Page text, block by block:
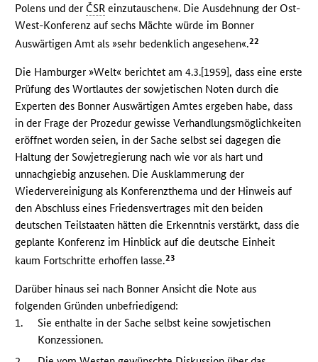
Polens und der ČSR einzutauschen«. Die Ausdehnung der Ost-
West-Konferenz auf sechs Mächte würde im Bonner
Auswärtigen Amt als »sehr bedenklich angesehen«.22
Die Hamburger »Welt« berichtet am 4.3.[1959], dass eine erste
Prüfung des Wortlautes der sowjetischen Noten durch die
Experten des Bonner Auswärtigen Amtes ergeben habe, dass
in der Frage der Prozedur gewisse Verhandlungsmöglichkeiten
eröffnet worden seien, in der Sache selbst sei dagegen die
Haltung der Sowjetregierung nach wie vor als hart und
unnachgiebig anzusehen. Die Ausklammerung der
Wiedervereinigung als Konferenzthema und der Hinweis auf
den Abschluss eines Friedensvertrages mit den beiden
deutschen Teilstaaten hätten die Erkenntnis verstärkt, dass die
geplante Konferenz im Hinblick auf die deutsche Einheit
kaum Fortschritte erhoffen lasse.23
Darüber hinaus sei nach Bonner Ansicht die Note aus
folgenden Gründen unbefriedigend:
1.
Sie enthalte in der Sache selbst keine sowjetischen
Konzessionen.